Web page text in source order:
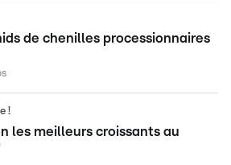
de chenilles processionnaires
!
les meilleurs croissants au